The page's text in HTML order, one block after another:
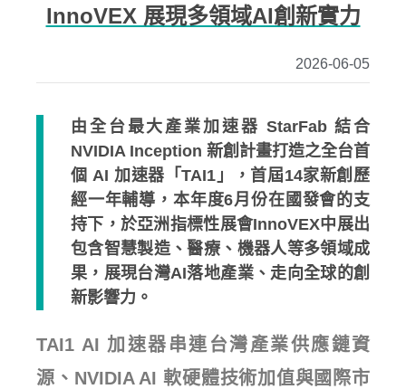
InnoVEX 展現多領域AI創新實力
2026-06-05
由全台最大產業加速器 StarFab 結合
NVIDIA Inception 新創計畫打造之全台首
個 AI 加速器「TAI1」，首屆14家新創歷
經一年輔導，本年度6月份在國發會的支
持下，於亞洲指標性展會InnoVEX中展出
包含智慧製造、醫療、機器人等多領域成
果，展現台灣AI落地產業、走向全球的創
新影響力。
TAI1 AI 加速器串連台灣產業供應鏈資
源、NVIDIA AI 軟硬體技術加值與國際市